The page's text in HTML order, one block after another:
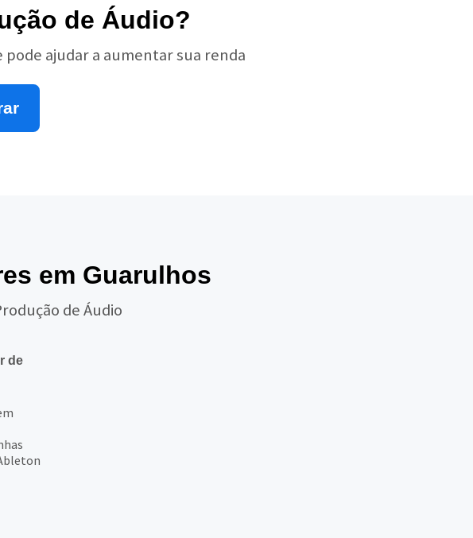
de Áudio?
pode ajudar a aumentar sua renda
em Guarulhos
de Áudio
de